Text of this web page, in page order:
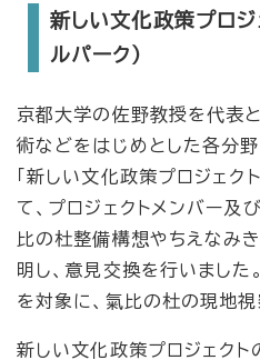
新しい文化政策プロ
ルパーク）
京都大学の佐野教授を代表
術などをはじめとした各分
「新しい文化政策プロジェク
て、プロジェクトメンバー及
比の杜整備構想やちえなみ
明し、意見交換を行いました
を対象に、氣比の杜の現地視
新しい文化政策プロジェクト